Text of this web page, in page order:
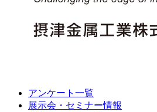
アンケート一覧
展示会・セミナー情報